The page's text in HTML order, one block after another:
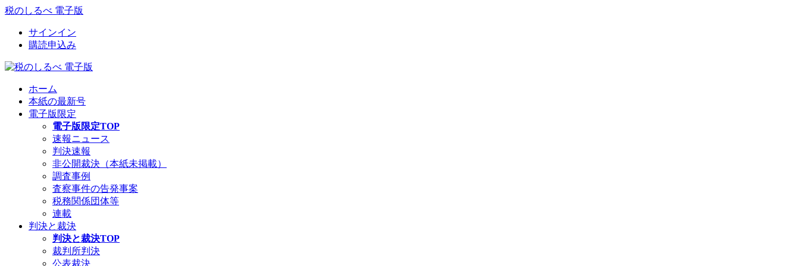
税のしるべ 電子版
サインイン
購読申込み
ホーム
本紙の最新号
電子版限定
電子版限定TOP
速報ニュース
判決速報
非公開裁決（本紙未掲載）
調査事例
査察事件の告発事案
税務関係団体等
連載
判決と裁決
判決と裁決TOP
裁判所判決
公表裁決